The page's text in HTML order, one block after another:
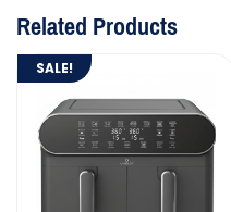
Related Products
SALE!